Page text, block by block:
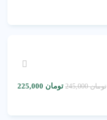
تومان245,000 تومان